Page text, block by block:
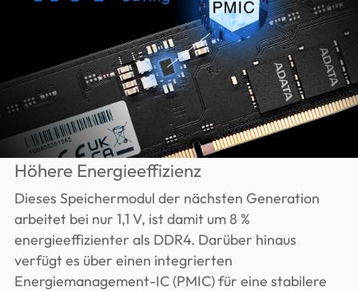
Höhere Energieeffizienz
Dieses Speichermodul der nächsten Generation
arbeitet bei nur 1,1 V, ist damit um 8 %
energieeffizienter als DDR4. Darüber hinaus
verfügt es über einen integrierten
Energiemanagement-IC (PMIC) für eine stabilere